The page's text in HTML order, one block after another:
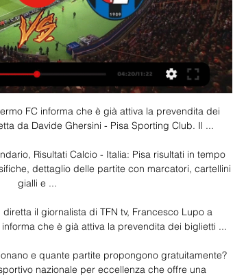
FC informa che è già attiva la prevendita dei
da Davide Ghersini - Pisa Sporting Club. Il ...
Risultati Calcio - Italia: Pisa risultati in tempo
dettaglio delle partite con marcatori, cartellini
gialli e ...
il giornalista di TFN tv, Francesco Lupo a
che è già attiva la prevendita dei biglietti ...
e quante partite propongono gratuitamente?
nazionale per eccellenza che offre una